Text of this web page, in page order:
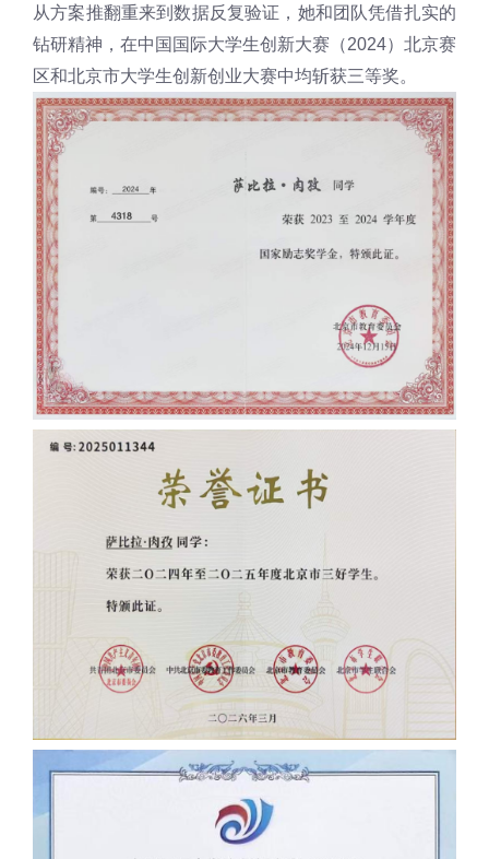
从方案推翻重来到数据反复验证，她和团队凭借扎实的
钻研精神，在中国国际大学生创新大赛（2024）北京赛
区和北京市大学生创新创业大赛中均斩获三等奖。